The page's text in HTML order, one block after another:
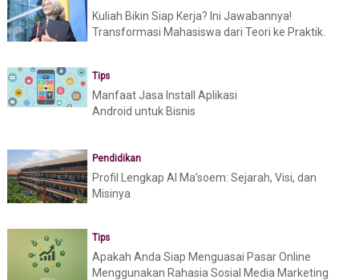
Kuliah Bikin Siap Kerja? Ini Jawabannya!
Transformasi Mahasiswa dari Teori ke Praktik.
Tips
Manfaat Jasa Install Aplikasi
Android untuk Bisnis
Pendidikan
Profil Lengkap Al Ma’soem: Sejarah, Visi, dan
Misinya
Tips
Apakah Anda Siap Menguasai Pasar Online
Menggunakan Rahasia Sosial Media Marketing